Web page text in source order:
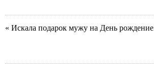
« Искала подарок мужу на День